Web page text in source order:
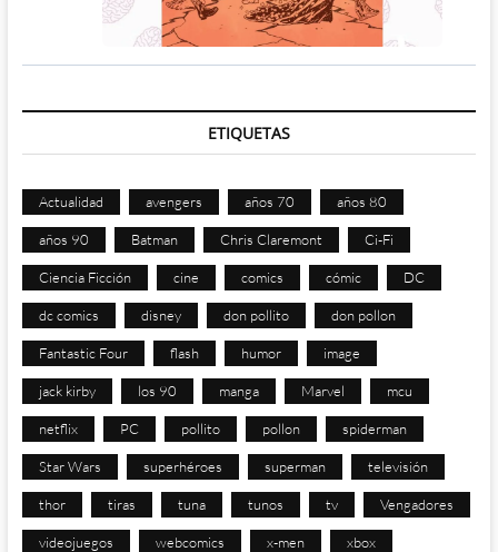
ETIQUETAS
Actualidad avengers años 70 años 80
años 90 Batman Chris Claremont Ci-Fi
Ciencia Ficción cine comics cómic DC
dc comics disney don pollito don pollon
Fantastic Four flash humor image
jack kirby los 90 manga Marvel mcu
netflix PC pollito pollon spiderman
Star Wars superhéroes superman televisión
thor tiras tuna tunos tv Vengadores
videojuegos webcomics x-men xbox